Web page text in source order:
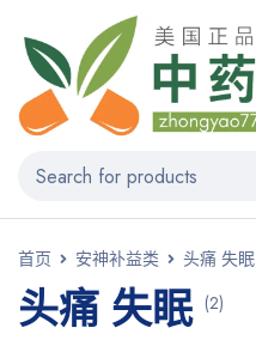
首页 安神补益类 头痛 失眠
头痛 失眠 (2)